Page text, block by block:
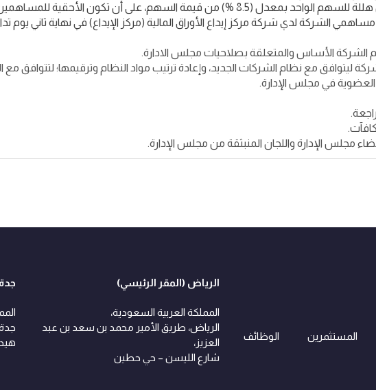
12 / 2022 م بواقع (85. ريال) خمسة وثمانون هللة للسهم الواحد بمعدل (8.5 %) من قيمة السهم،
الشركة لدي شركة مركز إيداع الأوراق المالية (مركز الإيداع) في نهاية ثاني يوم
المستثمرين الوظائف
الرياض (المقر الرئيسي)
المملكة العربية السعودية،
الرياض، طريق الأمير محمد بن سعد بن عبد
العزيز،
شارع الليسن – حي حطين
جدة